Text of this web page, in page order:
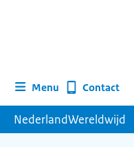
Menu Contact
NederlandWereldwijd